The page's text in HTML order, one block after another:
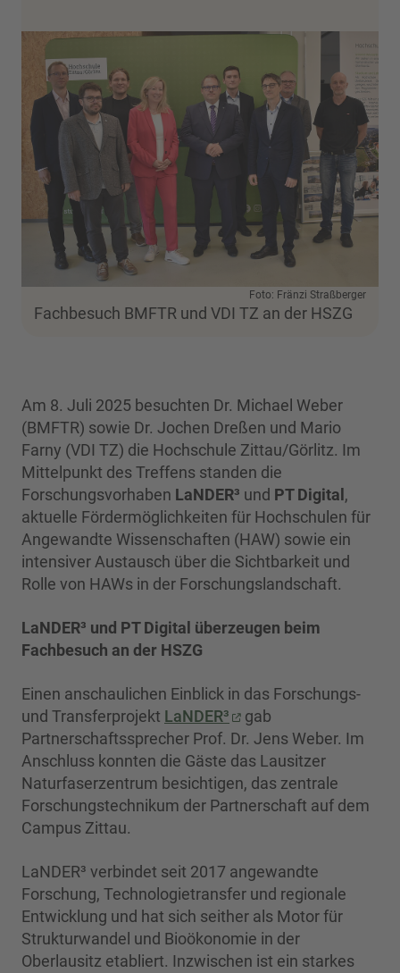
Foto: Fränzi Straßberger
Fachbesuch BMFTR und VDI TZ an der HSZG
Am 8. Juli 2025 besuchten Dr. Michael Weber
(BMFTR) sowie Dr. Jochen Dreßen und Mario
Farny (VDI TZ) die Hochschule Zittau/Görlitz. Im
Mittelpunkt des Treffens standen die
Forschungsvorhaben LaNDER³ und PT Digital ,
aktuelle Fördermöglichkeiten für Hochschulen für
Angewandte Wissenschaften (HAW) sowie ein
intensiver Austausch über die Sichtbarkeit und
Rolle von HAWs in der Forschungslandschaft.
LaNDER³ und PT Digital überzeugen beim
Fachbesuch an der HSZG
Einen anschaulichen Einblick in das Forschungs-
und Transferprojekt LaNDER³
gab
Partnerschaftssprecher Prof. Dr. Jens Weber. Im
Anschluss konnten die Gäste das Lausitzer
Naturfaserzentrum besichtigen, das zentrale
Forschungstechnikum der Partnerschaft auf dem
Campus Zittau.
LaNDER³ verbindet seit 2017 angewandte
Forschung, Technologietransfer und regionale
Entwicklung und hat sich seither als Motor für
Strukturwandel und Bioökonomie in der
Oberlausitz etabliert. Inzwischen ist ein starkes